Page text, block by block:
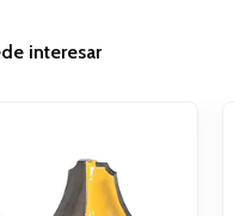
interesar